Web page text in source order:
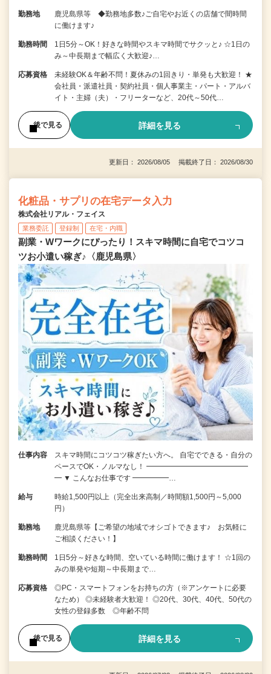
勤務地
鹿児島県等 ◆勤務地多数♪ご自宅やお近くの店舗で間時間
に働けます♪
勤務時間
1日5分～OK！好きな時間やスキマ時間でサクッと♪ ☆1日の
み～中長期まで幅広く大歓迎♪…
応募資格
未経験OK＆年齢不問！夏休みの1回きり・単発も大歓迎！ ★
会社員・派遣社員・契約社員・個人事業主・パート・アルバ
イト・主婦（夫）・フリーターなど、20代～50代…
後で見る 詳細を見る
更新日： 2026/08/05 掲載終了日： 2026/08/30
化粧品・サプリの在宅データ入力
株式会社リアル・フェイス
業務委託 登録制 在宅・内職
副業・Wワークにぴったり！スキマ時間に自宅でコツコ
ツお小遣い稼ぎ♪〈鹿児島県〉
仕事内容
スキマ時間にコツコツ稼ぎたい方へ。 自宅でできる・自分の
ペースでOK・ノルマなし！ ━━━━━━━━━━━━━━
━ ▼ こんなお仕事です ━━━━━…
給与
時給1,500円以上（完全出来高制／時間額1,500円～5,000
円）
勤務地
鹿児島県等【ご希望の地域でオシゴトできます♪ お気軽に
ご相談ください！】
勤務時間
1日5分～好きな時間、空いている時間に働けます！ ☆1回の
みの単発や短期～中長期まで…
応募資格
◎PC・スマートフォンをお持ちの方（※アンケートに必要
なため） ◎未経験者大歓迎！ ◎20代、30代、40代、50代の
女性の登録多数 ◎年齢不問
後で見る 詳細を見る